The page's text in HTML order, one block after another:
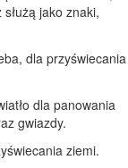
jako znaki,
dla przyświecania
dla panowania
gwiazdy.
ziemi.